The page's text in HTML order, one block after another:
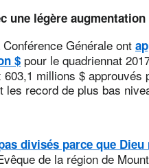
une légère augmentation
Générale ont
$ pour le quadriennat
millions $ approuvés
record de plus bas
divisés parce que Dieu
de la région de